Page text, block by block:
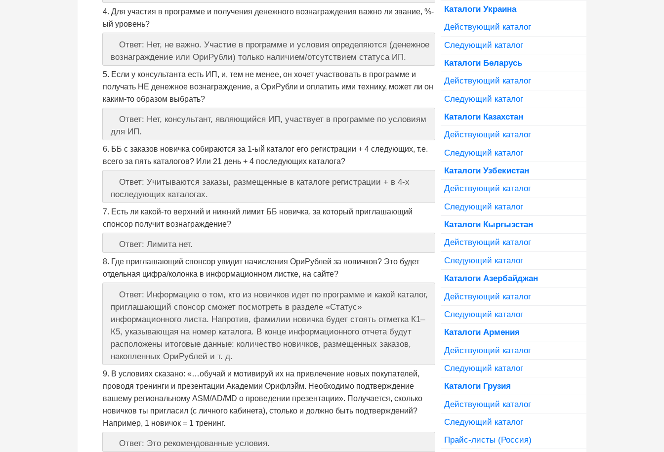
Для участия в программе и получения денежного вознаграждения важно ли звание, %-
ый уровень?
Ответ: Нет, не важно. Участие в программе и условия определяются (денежное
вознаграждение или ОриРубли) только наличием/отсутствием статуса ИП.
Если у консультанта есть ИП, и, тем не менее, он хочет участвовать в программе и
получать НЕ денежное вознаграждение, а ОриРубли и оплатить ими технику, может ли он
каким-то образом выбрать?
Ответ: Нет, консультант, являющийся ИП, участвует в программе по условиям
для ИП.
ББ с заказов новичка собираются за 1-ый каталог его регистрации + 4 следующих, т.е.
всего за пять каталогов? Или 21 день + 4 последующих каталога?
Ответ: Учитываются заказы, размещенные в каталоге регистрации + в 4-х
последующих каталогах.
Есть ли какой-то верхний и нижний лимит ББ новичка, за который приглашающий
спонсор получит вознаграждение?
Ответ: Лимита нет.
Где приглашающий спонсор увидит начисления ОриРублей за новичков? Это будет
отдельная цифра/колонка в информационном листке, на сайте?
Ответ: Информацию о том, кто из новичков идет по программе и какой каталог,
приглашающий спонсор сможет посмотреть в разделе «Статус»
информационного листа. Напротив, фамилии новичка будет стоять отметка К1–
К5, указывающая на номер каталога. В конце информационного отчета будут
расположены итоговые данные: количество новичков, размещенных заказов,
накопленных ОриРублей и т. д.
В условиях сказано: «…обучай и мотивируй их на привлечение новых покупателей,
проводя тренинги и презентации Академии Орифлэйм. Необходимо подтверждение
вашему региональному ASM/AD/MD о проведении презентации». Получается, сколько
новичков ты пригласил (с личного кабинета), столько и должно быть подтверждений?
Например, 1 новичок = 1 тренинг.
Ответ: Это рекомендованные условия.
Каталоги Украина
Действующий каталог
Следующий каталог
Каталоги Беларусь
Действующий каталог
Следующий каталог
Каталоги Казахстан
Действующий каталог
Следующий каталог
Каталоги Узбекистан
Действующий каталог
Следующий каталог
Каталоги Кыргызстан
Действующий каталог
Следующий каталог
Каталоги Азербайджан
Действующий каталог
Следующий каталог
Каталоги Армения
Действующий каталог
Следующий каталог
Каталоги Грузия
Действующий каталог
Следующий каталог
Прайс-листы (Россия)